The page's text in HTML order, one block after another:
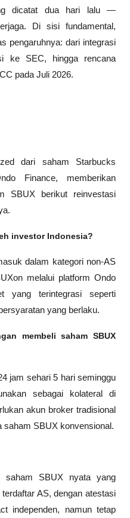
dicatat dua hari lalu —
Di sisi fundamental,
pengaruhnya: dari integrasi
ke SEC, hingga rencana
pada Juli 2026.
dari saham Starbucks
Finance, memberikan
SBUX berikut reinvestasi
investor Indonesia?
dalam kategori non-AS
melalui platform Ondo
yang terintegrasi seperti
yang berlaku.
membeli saham SBUX
jam sehari 5 hari seminggu
sebagai kolateral di
akun broker tradisional
SBUX konvensional.
saham SBUX nyata yang
AS, dengan atestasi
independen, namun tetap